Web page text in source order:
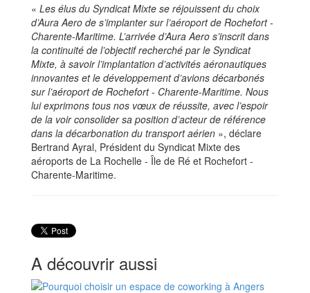
« Les élus du Syndicat Mixte se réjouissent du choix
d’Aura Aero de s’implanter sur l’aéroport de Rochefort -
Charente-Maritime. L’arrivée d’Aura Aero s’inscrit dans
la continuité de l’objectif recherché par le Syndicat
Mixte, à savoir l’implantation d’activités aéronautiques
innovantes et le développement d’avions décarbonés
sur l’aéroport de Rochefort - Charente-Maritime. Nous
lui exprimons tous nos vœux de réussite, avec l’espoir
de la voir consolider sa position d’acteur de référence
dans la décarbonation du transport aérien », déclare
Bertrand Ayral, Président du Syndicat Mixte des
aéroports de La Rochelle - Île de Ré et Rochefort -
Charente-Maritime.
A découvrir aussi